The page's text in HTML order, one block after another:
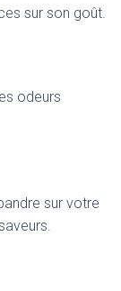
sur son goût.
odeurs
sur votre